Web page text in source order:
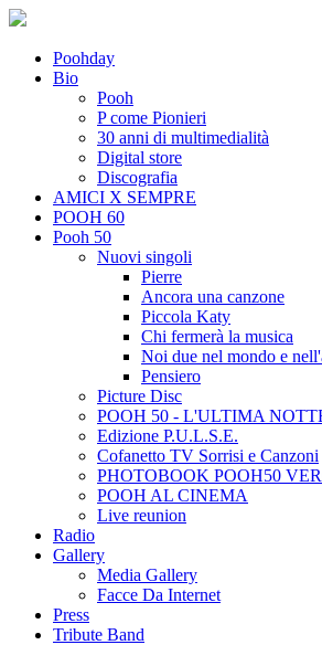
Poohday
Bio
Pooh
P come Pionieri
30 anni di multimedialità
Digital store
Discografia
AMICI X SEMPRE
POOH 60
Pooh 50
Nuovi singoli
Pierre
Ancora una canzone
Piccola Katy
Chi fermerà la musica
Noi due nel mondo e
Pensiero
Picture Disc
POOH 50 - L'ULTIMA
Edizione P.U.L.S.E.
Cofanetto TV Sorrisi e Canzoni
PHOTOBOOK POOH50
POOH AL CINEMA
Live reunion
Radio
Gallery
Media Gallery
Facce Da Internet
Press
Tribute Band